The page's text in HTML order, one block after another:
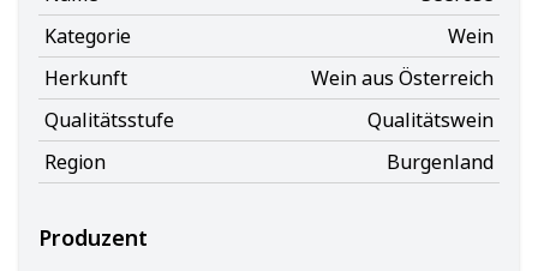
Kategorie
Wein
Herkunft
Wein aus Österreich
Qualitätsstufe
Qualitätswein
Region
Burgenland
Produzent